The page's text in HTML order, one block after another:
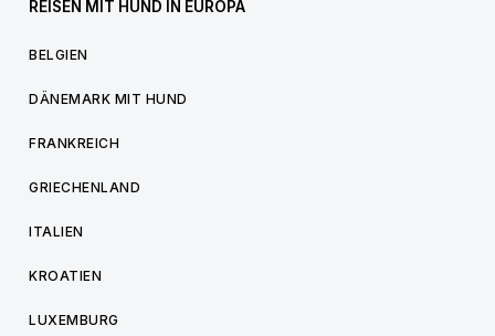
REISEN MIT HUND IN EUROPA
BELGIEN
DÄNEMARK MIT HUND
FRANKREICH
GRIECHENLAND
ITALIEN
KROATIEN
LUXEMBURG